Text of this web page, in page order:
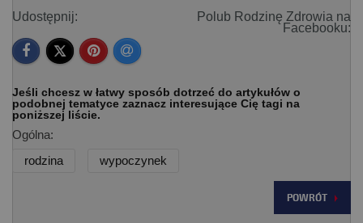
Udostępnij:
Polub Rodzinę Zdrowia na
Facebooku:
Jeśli chcesz w łatwy sposób dotrzeć do artykułów o
podobnej tematyce zaznacz interesujące Cię tagi na
poniższej liście.
Ogólna:
rodzina
wypoczynek
POWRÓT